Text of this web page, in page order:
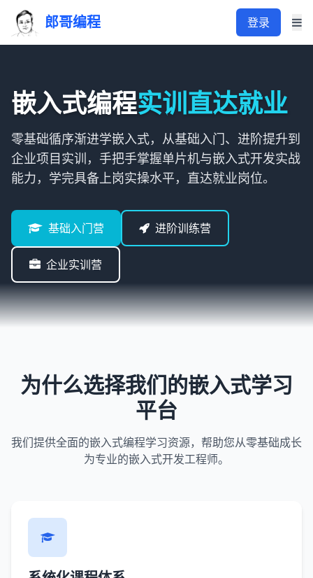
郎哥编程 登录
嵌入式编程实训直达就业
零基础循序渐进学嵌入式，从基础入门、进阶提升到
企业项目实训，手把手掌握单片机与嵌入式开发实战
能力，学完具备上岗实操水平，直达就业岗位。
基础入门营 进阶训练营
企业实训营
为什么选择我们的嵌入式学习
平台
我们提供全面的嵌入式编程学习资源，帮助您从零基础成长
为专业的嵌入式开发工程师。